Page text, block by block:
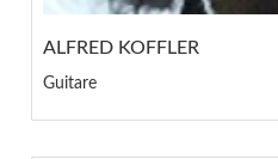
ALFRED KOFFLER
Guitare